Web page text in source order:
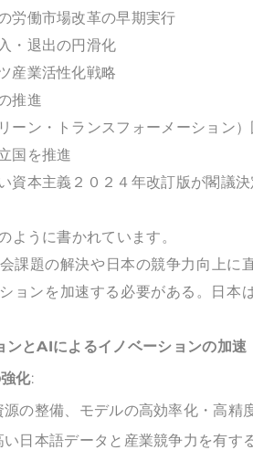
労働市場改革の早期実行
・退出の円滑化
産業活性化戦略
推進
ーン・トランスフォーメーション
国を推進
本主義２０２４年改訂版が閣議決
ように書かれています。
課題の解決や日本の競争力向上
ョンを加速する必要がある。日
ンとAIによるイノベーションの加速
化:
源の整備、モデルの高効率化・高精
い日本語データと産業競争力を有す